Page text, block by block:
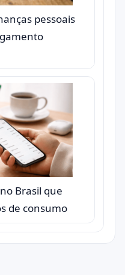
pessoais
Brasil que
de consumo